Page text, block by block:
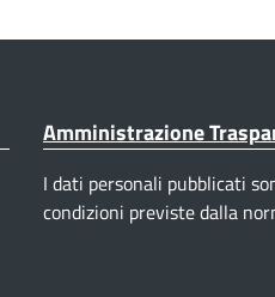
Amministrazione
I dati personali pubblicati
condizioni previste dalla